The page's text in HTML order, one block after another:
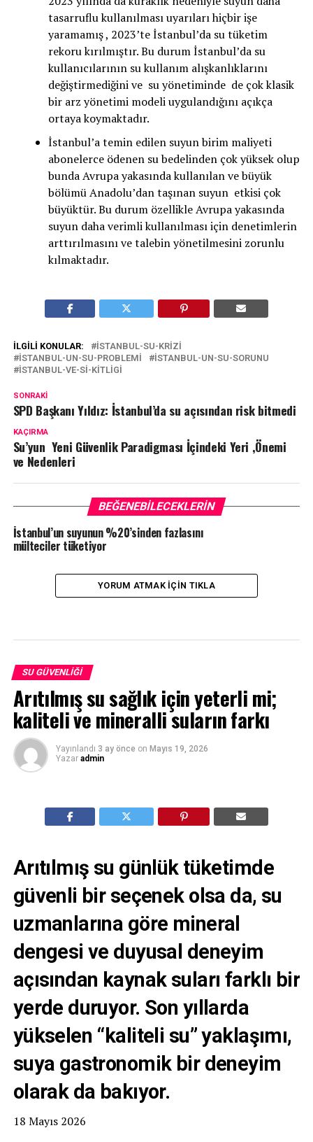
tasarruflu kullanılması uyarıları hiçbir işe
yaramamış , 2023’te İstanbul’da su tüketim
rekoru kırılmıştır. Bu durum İstanbul’da su
kullanıcılarının su kullanım alışkanlıklarını
değiştirmediğini ve su yönetiminde de çok klasik
bir arz yönetimi modeli uygulandığını açıkça
ortaya koymaktadır.
İstanbul’a temin edilen suyun birim maliyeti
abonelerce ödenen su bedelinden çok yüksek olup
bunda Avrupa yakasında kullanılan ve büyük
bölümü Anadolu’dan taşınan suyun etkisi çok
büyüktür. Bu durum özellikle Avrupa yakasında
suyun daha verimli kullanılması için denetimlerin
arttırılmasını ve talebin yönetilmesini zorunlu
kılmaktadır.
İLGILI KONULAR:
ISTANBUL-SU-KRIZI
ISTANBUL-UN-SU-PROBLEMI
ISTANBUL-UN-SU-SORUNU
ISTANBUL-VE-SI-KITLIGI
SONRAKI
SPD Başkanı Yıldız: İstanbul’da su açısından risk bitmedi
KAÇIRMA
Su’yun Yeni Güvenlik Paradigması İçindeki Yeri ,Önemi
ve Nedenleri
BEĞENEBILECEKLERIN
İstanbul’un suyunun %20’sinden fazlasını
mülteciler tüketiyor
YORUM ATMAK IÇIN TIKLA
SU GÜVENLIĞI
Arıtılmış su sağlık için yeterli mi;
kaliteli ve mineralli suların farkı
Yayınlandı 3 ay önce on Mayıs 19, 2026
Yazar admin
Arıtılmış su günlük tüketimde
güvenli bir seçenek olsa da, su
uzmanlarına göre mineral
dengesi ve duyusal deneyim
açısından kaynak suları farklı bir
yerde duruyor. Son yıllarda
yükselen “kaliteli su” yaklaşımı,
suya gastronomik bir deneyim
olarak da bakıyor.
18 Mayıs 2026